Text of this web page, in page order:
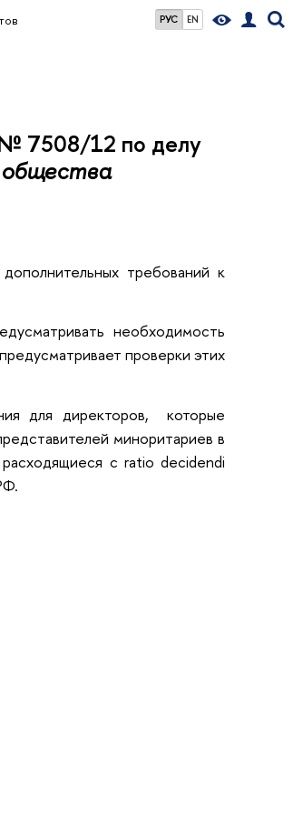
РУС EN
№ 7508/12 по делу
общества
требований к
необходимость
проверки этих
для директоров, которые
миноритариев в
с ratio decidendi